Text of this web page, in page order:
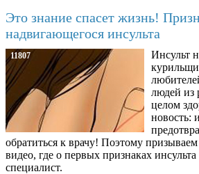
Это знание спасет жизнь!
надвигающегося инсульта
11807
Инсульт
людей из
целом
новость:
обратиться к врачу! Поэтому
видео, где о первых признаках инсульта
специалист.